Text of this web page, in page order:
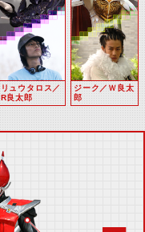
リュウタロス／
R良太郎
ジーク／Ｗ良太
郎